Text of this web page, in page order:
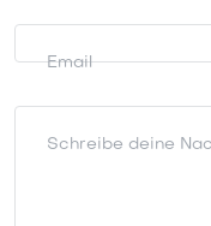
Email
Schreibe deine